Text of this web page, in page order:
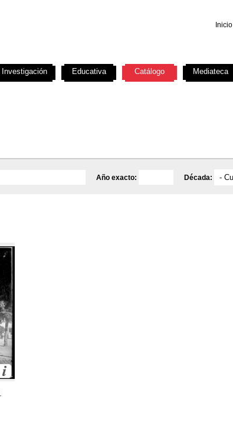
Inicio
Año exacto: Década:
Investigación Educativa Catálogo Mediateca